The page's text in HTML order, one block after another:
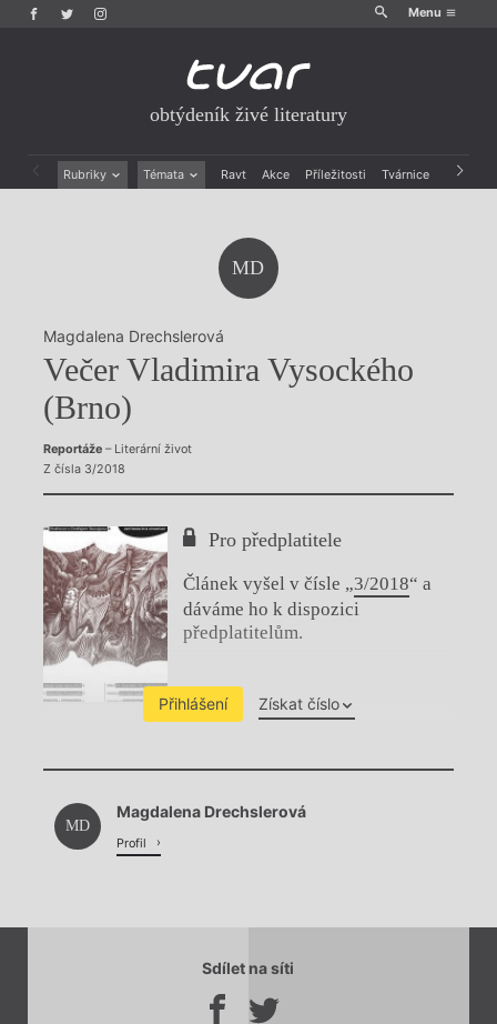
Menu
obtýdeník živé literatury
Rubriky Témata Ravt Akce Příležitosti Tvárnice Archiv
Výroční ceny
MD
Magdalena Drechslerová
Večer Vladimira Vysockého
(Brno)
Reportáže– Literární život
Z čísla 3/2018
Pro předplatitele
Článek vyšel v čísle „3/2018“ a
dáváme ho k dispozici
předplatitelům.
Přihlášení Získat číslo
Chviličku.
Načítá se.
MD
Magdalena Drechslerová
Profil
Sdílet na síti